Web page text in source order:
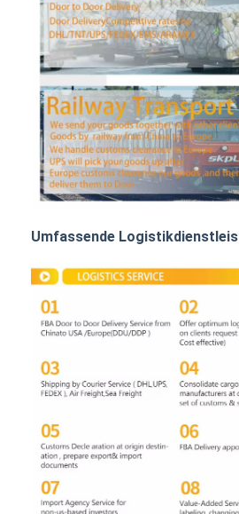
Seefracht
DDP-Schifffahrt aus China
Eilverschiffen
BAHNFRACHTEN
Mit dem Schiff in den Amazonas
Lastwagenfracht
Lagerhaltung
Umfassende